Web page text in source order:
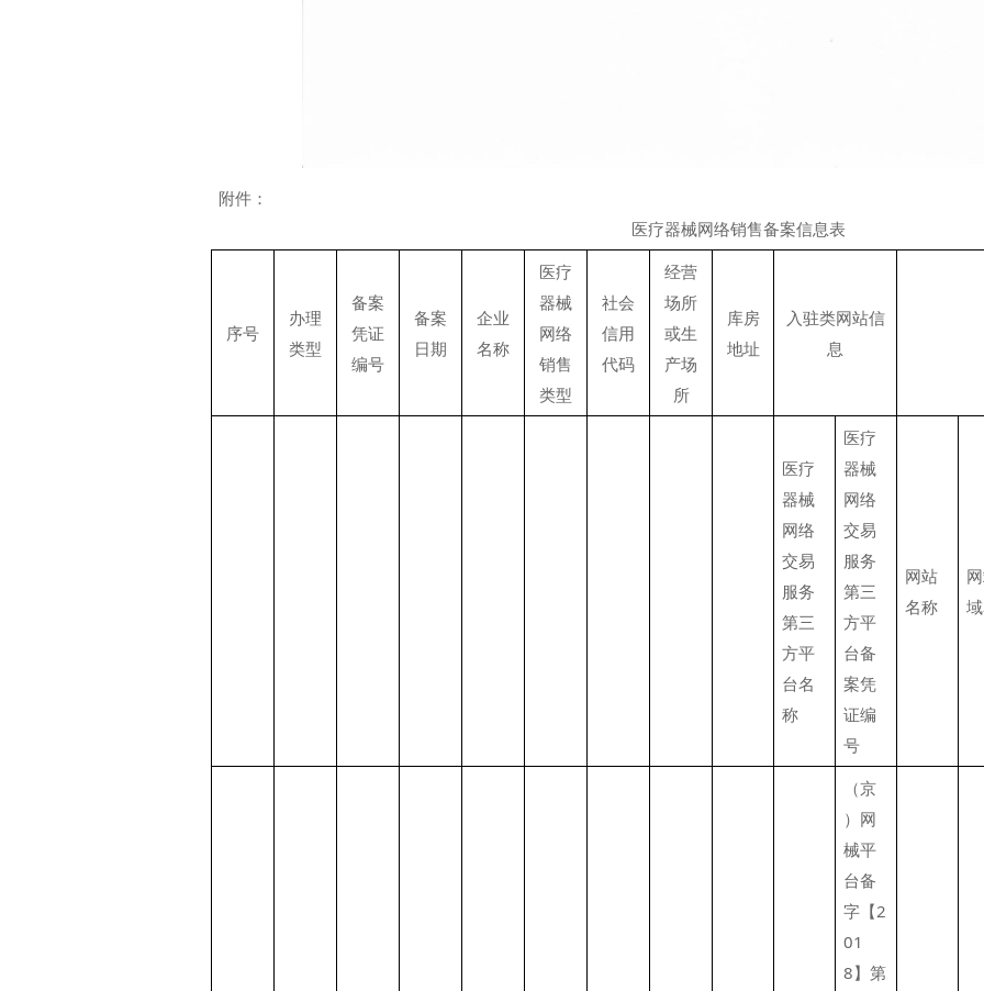
附件：
医疗器械网络销售备案信息表
序号
办理
类型
备案
凭证
编号
备案
日期
企业
名称
医疗
器械
网络
销售
类型
社会
信用
代码
经营
场所
或生
产场
所
库房
地址
入驻类网站信
息
医疗
器械
网络
交易
服务
第三
方平
台名
称
医疗
器械
网络
交易
服务
第三
方平
台备
案凭
证编
号
网站
名称
（京
）网
械平
台备
字【2
01
8】第